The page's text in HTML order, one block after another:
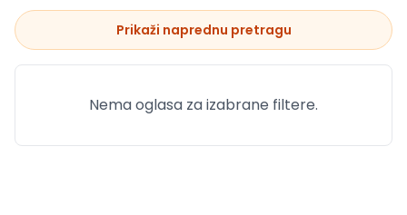
Prikaži naprednu pretragu
Nema oglasa za izabrane filtere.